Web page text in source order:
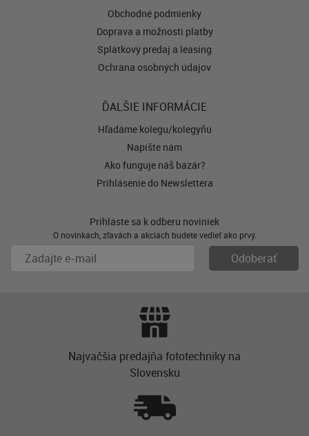
Obchodné podmienky
Doprava a možnosti platby
Splátkový predaj a leasing
Ochrana osobných údajov
ĎALŠIE INFORMÁCIE
Hľadáme kolegu/kolegyňu
Napíšte nám
Ako funguje náš bazár?
Prihlásenie do Newslettera
Prihláste sa k odberu noviniek
O novinkách, zľavách a akciách budete vedieť ako prvý.
Najvačšia predajňa fototechniky na
Slovensku